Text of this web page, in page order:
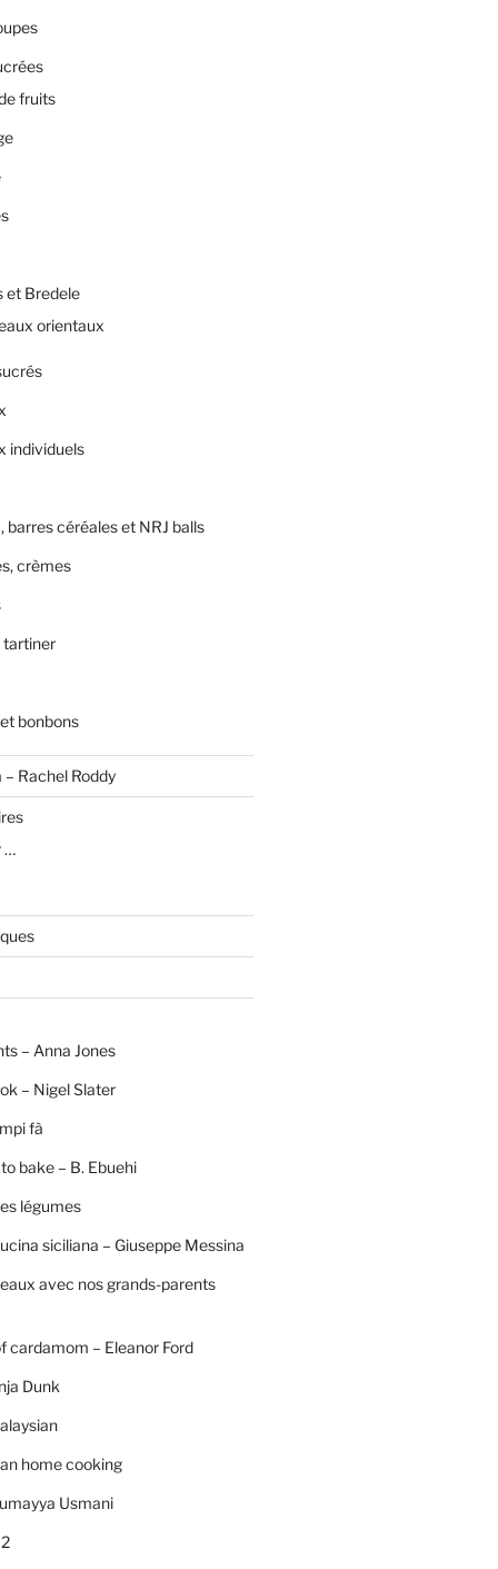
fruits
et Bredele
orientaux
individuels
barres céréales et NRJ balls
crèmes
tartiner
bonbons
Rachel Roddy
…
– Anna Jones
– Nigel Slater
fà
bake – B. Ebuehi
légumes
siciliana – Giuseppe Messina
avec nos grands-parents
cardamom – Eleanor Ford
Dunk
home cooking
Usmani